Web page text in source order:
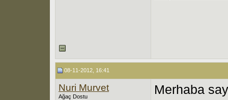
08-11-2012, 16:41
Nuri Murvet
Ağaç Dostu
Merhaba